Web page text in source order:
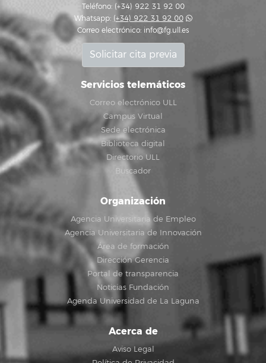
Teléfono: (+34) 922 31 92 00
Whatsapp: (+34) 922 31 92 00
Correo electrónico: info@fg.ull.es
Solicitar cita previa
Servicios telemáticos
Correo electrónico ULL
Campus Virtual
Sede electrónica
Biblioteca digital
Directorio ULL
Buscador
Organización
Agencia Universitaria de Empleo
Agencia Universitaria de Innovación
Área de formación
Dirección Gerencia
Portal de transparencia
Noticias Fundación
Agenda Universidad de La Laguna
Acerca de
Aviso Legal